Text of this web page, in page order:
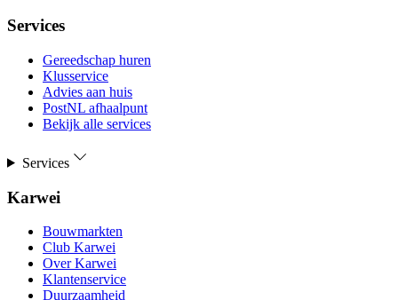
Services
Gereedschap huren
Klusservice
Advies aan huis
PostNL afhaalpunt
Bekijk alle services
Services
Karwei
Bouwmarkten
Club Karwei
Over Karwei
Klantenservice
Duurzaamheid